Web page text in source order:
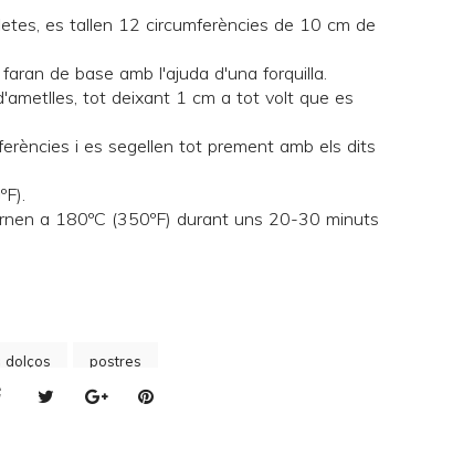
es tallen 12 circumferències de 10 cm de
de base amb l'ajuda d'una forquilla.
tot deixant 1 cm a tot volt que es
i es segellen tot prement amb els dits
a 180ºC (350ºF) durant uns 20-30 minuts
dolços postres